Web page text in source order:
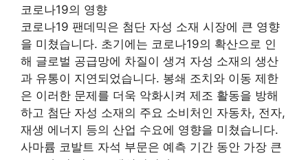
코로나19의 영향
코로나19 팬데믹은 첨단 자성 소재 시장에 큰 영향
을 미쳤습니다. 초기에는 코로나19의 확산으로 인
해 글로벌 공급망에 차질이 생겨 자성 소재의 생산
과 유통이 지연되었습니다. 봉쇄 조치와 이동 제한
은 이러한 문제를 더욱 악화시켜 제조 활동을 방해
하고 첨단 자성 소재의 주요 소비처인 자동차, 전자,
재생 에너지 등의 산업 수요에 영향을 미쳤습니다.
사마륨 코발트 자석 부문은 예측 기간 동안 가장 큰